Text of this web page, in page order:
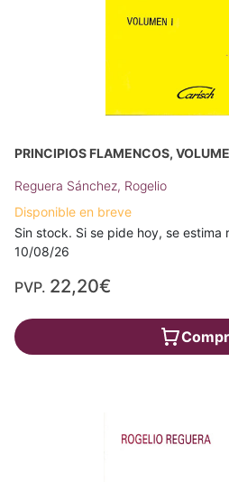
PRINCIPIOS FLAMENCOS,
Reguera Sánchez, Rogelio
Disponible en breve
Sin stock. Si se pide hoy, se estima
10/08/26
PVP. 22,20€